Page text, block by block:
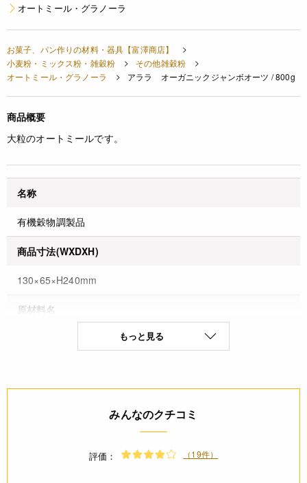
オートミール・グラノーラ
お菓子、パン作りの材料・器具【富澤商店】
小麦粉・ミックス粉・雑穀粉
その他雑穀粉
オートミール・グラノーラ
アララ オーガニックジャンボオーツ / 800g
商品概要
大粒のオートミールです。
名称
有機穀物調製品
商品寸法(WXDXH)
130×65×H240mm
原材料名
直射日光を避け、冷暗所に保存してください
もっと見る
みんなのクチコミ
評価： （19件）